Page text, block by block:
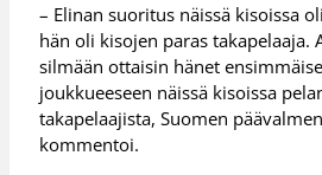
– Elinan suoritus näissä kisoissa
hän oli kisojen paras takapelaaja.
silmään ottaisin hänet
joukkueeseen näissä kisoissa
takapelaajista, Suomen
kommentoi.